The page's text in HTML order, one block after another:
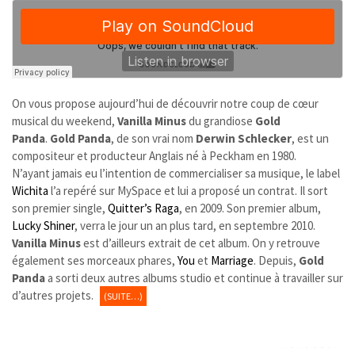
On vous propose aujourd’hui de découvrir notre coup de cœur
musical du weekend, Vanilla Minusdu grandiose Gold
Panda. Gold Panda, de son vrai nom Derwin Schlecker, est un
compositeur et producteur Anglais né à Peckham en 1980.
N’ayant jamais eu l’intention de commercialiser sa musique, le label
Wichita l’a repéré sur MySpace et lui a proposé un contrat. Il sort
son premier single, Quitter’s Raga, en 2009. Son premier album,
Lucky Shiner, verra le jour un an plus tard, en septembre 2010.
Vanilla Minusest d’ailleurs extrait de cet album. On y retrouve
également ses morceaux phares, You et Marriage. Depuis, Gold
Pandaa sorti deux autres albums studio et continue à travailler sur
d’autres projets.
(SUITE…)